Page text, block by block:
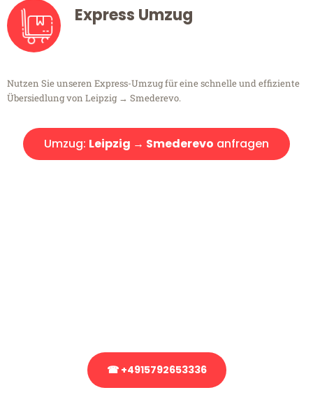
Express Umzug
Nutzen Sie unseren Express-Umzug für eine schnelle und effiziente
Übersiedlung von Leipzig → Smederevo.
Umzug: Leipzig → Smederevo anfragen
☎ +4915792653336